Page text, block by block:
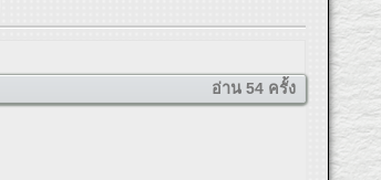
อ่าน 54 ครั้ง